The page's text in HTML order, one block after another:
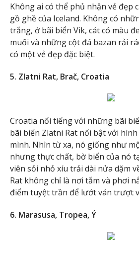
Không ai có thể phủ nhận vẻ đẹp
gồ ghề của Iceland. Không có
trắng, ở bãi biển Vik, cát có màu
muối và những cột đá bazan rải
có một vẻ đẹp đặc biệt.
5. Zlatni Rat, Brač, Croatia
Croatia nổi tiếng với những bãi
bãi biển Zlatni Rat nổi bật với
mình. Nhìn từ xa, nó giống như
nhưng thực chất, bờ biển của nó
viên sỏi nhỏ xíu trải dài nửa dặm
Rat không chỉ là nơi tắm và phơi
điểm tuyệt trần để lướt ván trượt
6. Marasusa, Tropea, Ý